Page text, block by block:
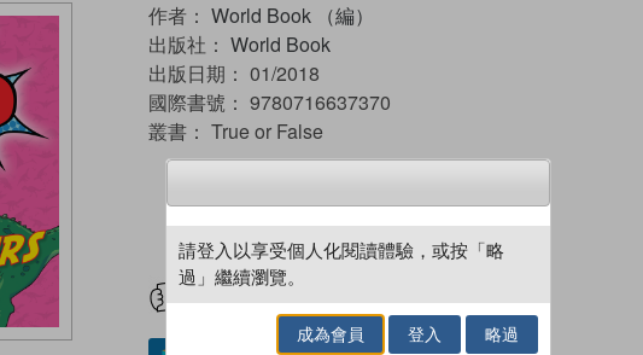
作者： World Book （編）
出版社： World Book
出版日期： 01/2018
國際書號： 9780716637370
叢書： True or False
試閲 加入閱讀紀錄
請登入以享受個人化閱讀體驗，或按「略
過」繼續瀏覽。
成為會員 登入 略過